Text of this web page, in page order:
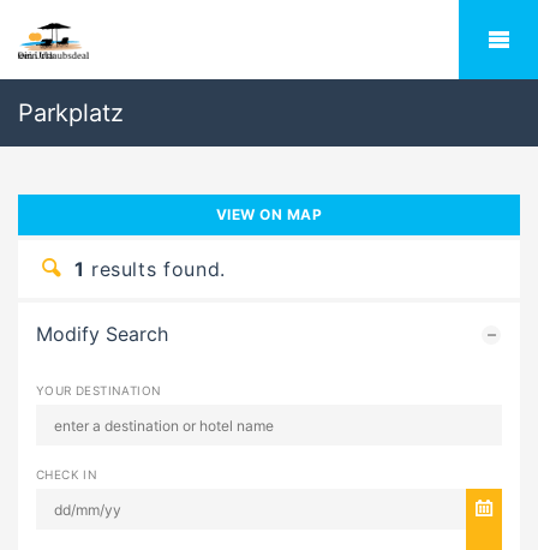
Parkplatz
VIEW ON MAP
1 results found.
Modify Search
YOUR DESTINATION
CHECK IN